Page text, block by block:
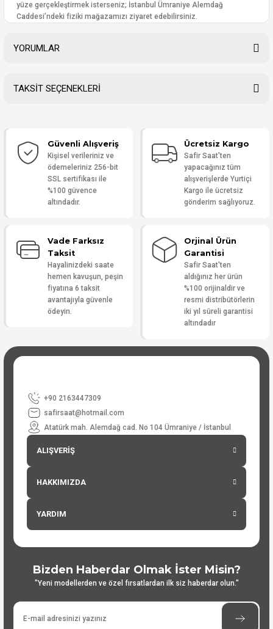
yüze gerçekleştirmek isterseniz; İstanbul Ümraniye Alemdağ
Caddesi’ndeki fiziki mağazamızı ziyaret edebilirsiniz.
YORUMLAR
Yorum Yaz
TAKSİT SEÇENEKLERİ
Güvenli Alışveriş
Kişisel verileriniz ve
ödemeleriniz 256-bit
SSL sertifikası ile
%100 güvence
altındadır.
Ücretsiz Kargo
Safir Saat'ten
yapacağınız tüm
alışverişlerde Yurtiçi
Kargo ile ücretsiz
gönderim sağlıyoruz.
Vade Farksız
Taksit
Hayalinizdeki saate
hemen kavuşun, peşin
fiyatına 6 taksit
avantajıyla güvenle
ödeyin.
Orjinal Ürün
Garantisi
Safir Saat'ten
aldığınız her ürün
%100 orijinaldir ve
resmi distribütörlerin
iki yıl süreli garantisi
altındadır
+90 2163447309
safirsaat@hotmail.com
Atatürk mah. Alemdağ cad. No 104 Ümraniye / İstanbul
ALIŞVERİŞ
HAKKIMIZDA
YARDIM
Bizden Haberdar Olmak İster Misin?
"Yeni modellerden ve özel fırsatlardan ilk siz haberdar olun."